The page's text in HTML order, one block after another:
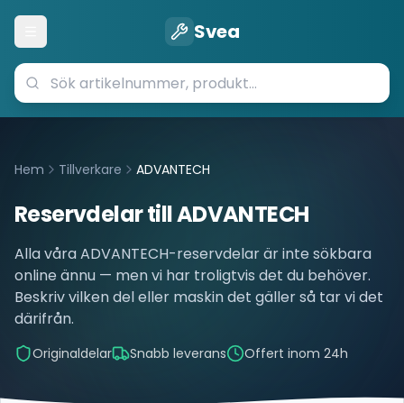
Öppna meny Svea
Hem Tillverkare ADVANTECH
Reservdelar tillADVANTECH
Alla våraADVANTECH-reservdelar är inte sökbara
online ännu — men vi har troligtvis det du behöver.
Beskriv vilken del eller maskin det gäller så tar vi det
därifrån.
Originaldelar Snabb leverans Offert inom 24h